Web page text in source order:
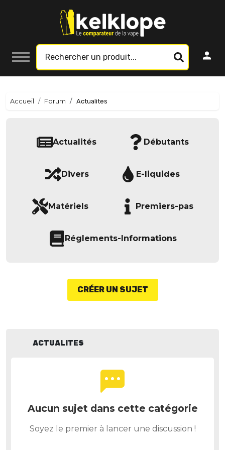
Accueil Forum Actualites
Actualités Débutants
Divers E-liquides
Matériels Premiers-pas
Réglements-Informations
CRÉER UN SUJET
ACTUALITES
Aucun sujet dans cette catégorie
Soyez le premier à lancer une discussion !